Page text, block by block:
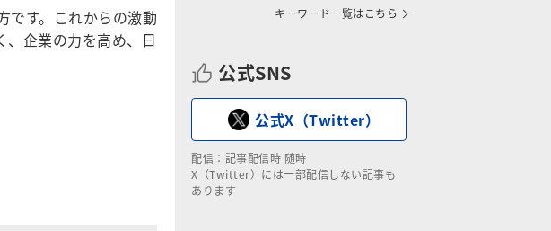
です。これからの激動
企業の力を高め、日
キーワード一覧はこちら
公式SNS
公式X（Twitter）
配信：記事配信時 随時
X（Twitter）には一部配信しない記事も
あります